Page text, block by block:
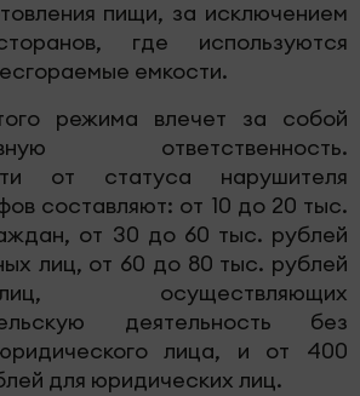
пищи, за исключением
где используются
емкости.
режима влечет за собой
ответственность.
от статуса нарушителя
составляют: от 10 до 20 тыс.
от 30 до 60 тыс. рублей
лиц, от 60 до 80 тыс. рублей
осуществляющих
деятельность без
лица, и от 400
для юридических лиц.